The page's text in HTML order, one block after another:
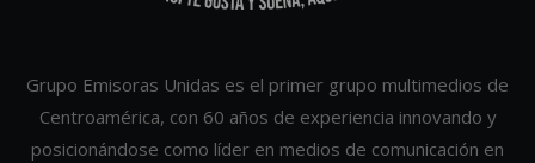
Grupo Emisoras Unidas es el primer grupo multimedios de
Centroamérica, con 60 años de experiencia innovando y
posicionándose como líder en medios de comunicación en